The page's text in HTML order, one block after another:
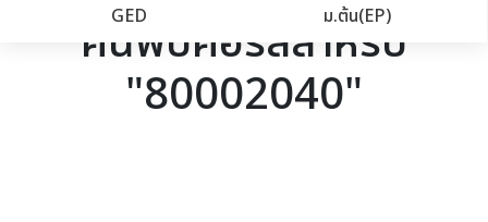
เว็บไซต์อิกไนท์
โปรโมชั่น
GED ม.ต้น(EP)
ค้นพบคอร์สสำหรับ
"80002040"